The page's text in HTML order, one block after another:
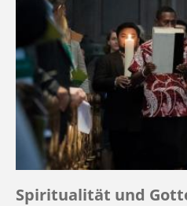
Spiritualität und